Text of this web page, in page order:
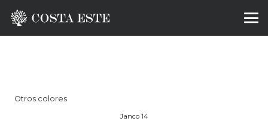
Otros colores
Janco 14